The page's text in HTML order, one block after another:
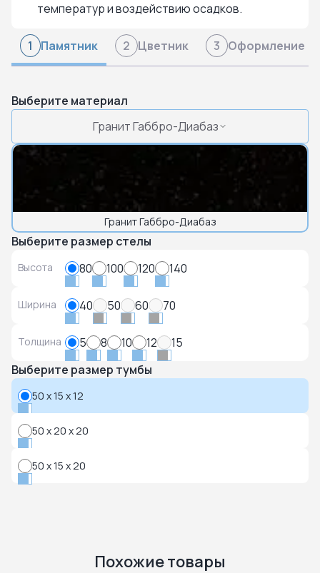
температур и воздействию осадков.
1 Памятник 2 Цветник 3 Оформление
Выберите материал
Гранит Габбро-Диабаз
Гранит Габбро-Диабаз
Выберите размер стелы
Высота 80 100 120 140
Ширина 40 50 60 70
Толщина 5 8 10 12
15
Выберите размер тумбы
50 x 15 x 12
50 x 20 x 20
50 x 15 x 20
Похожие товары